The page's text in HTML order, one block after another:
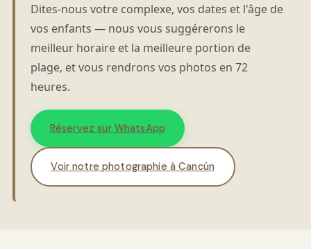
Dites-nous votre complexe, vos dates et l'âge de
vos enfants — nous vous suggérerons le
meilleur horaire et la meilleure portion de
plage, et vous rendrons vos photos en 72
heures.
Réservez sur WhatsApp
Voir notre photographie à Cancún